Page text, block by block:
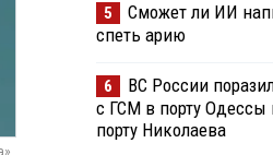
5
Сможет ли ИИ
спеть арию
6
ВС России
с ГСМ в порту Одессы
порту Николаева